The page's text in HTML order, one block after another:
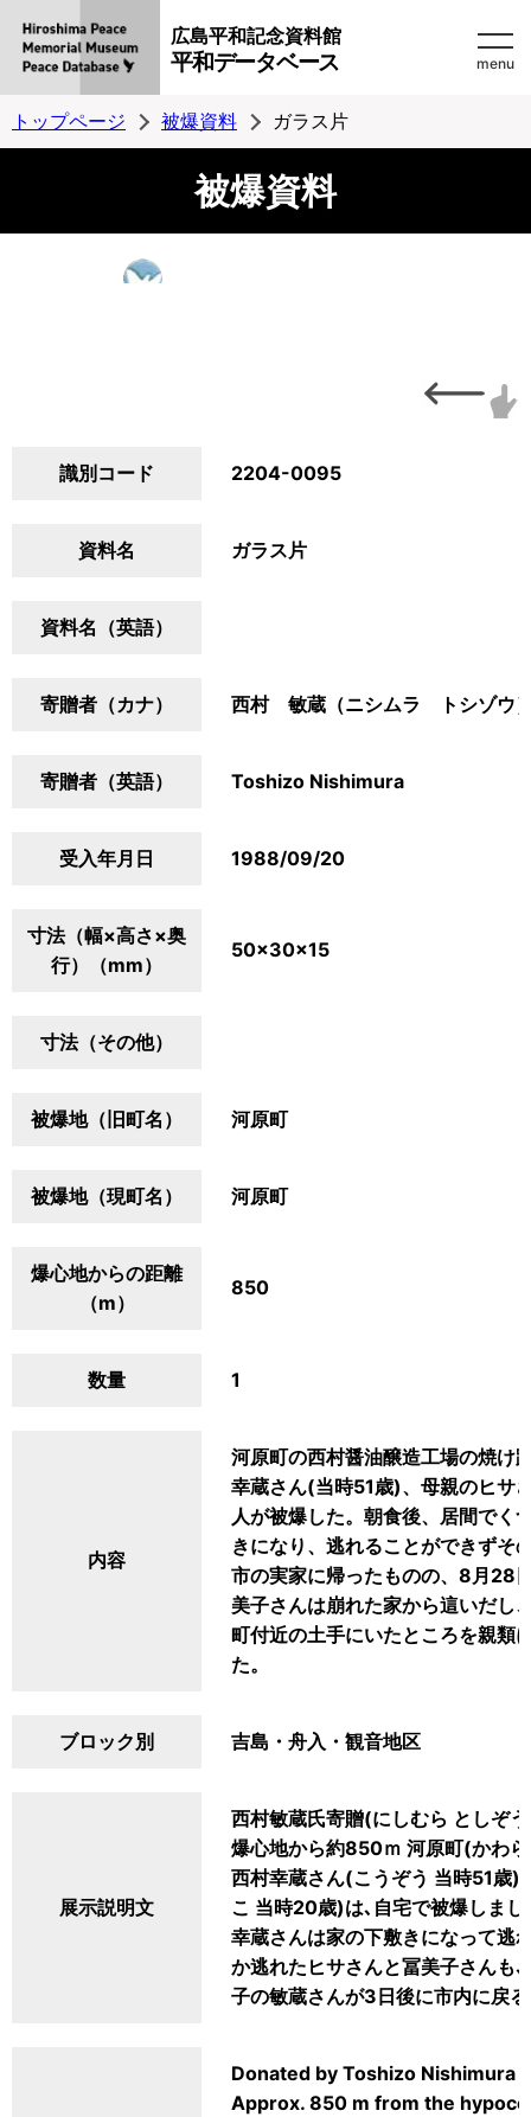
広島平和記念資料館
平和データベース menu
トップページ 被爆資料 ガラス片
被爆資料
識別コード 2204-0095
資料名 ガラス片
資料名（英語）
寄贈者（カナ） 西村 敏蔵（ニシムラ トシゾウ
寄贈者（英語） Toshizo Nishimura
受入年月日 1988/09/20
寸法（幅×高さ×奥
行）（mm）
50×30×15
寸法（その他）
被爆地（旧町名） 河原町
被爆地（現町名） 河原町
爆心地からの距離
（m）
850
数量 1
内容
河原町の西村醤油醸造工場の焼け
幸蔵さん(当時51歳)、母親のヒ
人が被爆した。朝食後、居間でく
きになり、逃れることができずそ
市の実家に帰ったものの、8月28
美子さんは崩れた家から這いだし
町付近の土手にいたところを親類
た。
ブロック別 吉島・舟入・観音地区
展示説明文
西村敏蔵氏寄贈(にしむら としぞ
爆心地から約850ｍ 河原町(かわ
西村幸蔵さん(こうぞう 当時51歳
こ 当時20歳)は､自宅で被爆しま
幸蔵さんは家の下敷きになって逃
か逃れたヒサさんと冨美子さんも
子の敏蔵さんが3日後に市内に戻
Donated by Toshizo Nishimura
Approx. 850 m from the